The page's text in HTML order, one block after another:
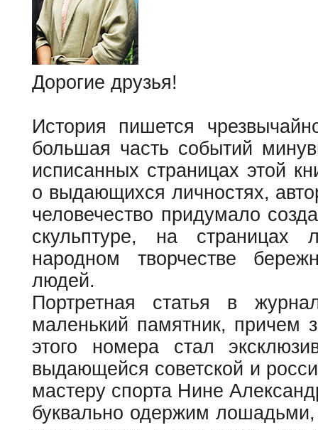
Дорогие друзья!
История пишется
большая часть событий
исписанных страницах этой
о выдающихся личностях,
человечество придумало
скульптуре, на страницах
народном творчестве
людей.
Портретная статья в
маленький памятник, причем
этого номера стал
выдающейся советской и
мастеру спорта Нине
буквально одержим